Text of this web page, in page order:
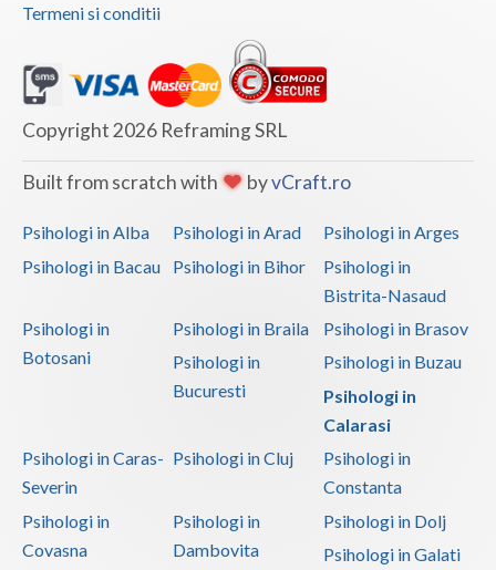
Termeni si conditii
Copyright 2026 Reframing SRL
Built from scratch with byvCraft.ro
Psihologi in Alba Psihologi in Arad
Psihologi in Arges
Psihologi in Bacau
Psihologi in Bihor
Psihologi in
Bistrita-Nasaud
Psihologi in
Botosani
Psihologi in Braila
Psihologi in Brasov
Psihologi in
Bucuresti
Psihologi in Buzau
Psihologi in
Calarasi
Psihologi in Caras-
Severin
Psihologi in Cluj
Psihologi in
Constanta
Psihologi in
Covasna
Psihologi in
Dambovita
Psihologi in Dolj
Psihologi in Galati